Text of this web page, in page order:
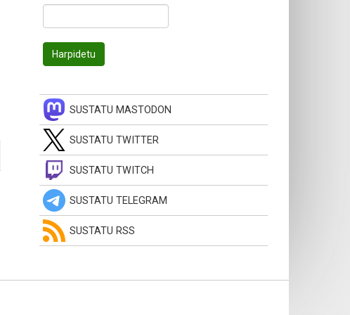
SUSTATU MASTODON
SUSTATU TWITTER
SUSTATU TWITCH
SUSTATU TELEGRAM
SUSTATU RSS